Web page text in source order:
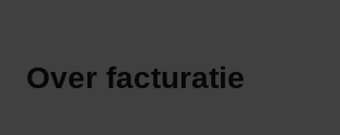
Over facturatie